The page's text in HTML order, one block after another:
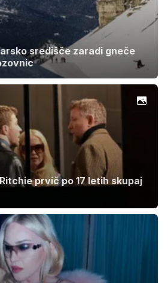
središče zaradi gneče
prvič po 17 letih skupaj